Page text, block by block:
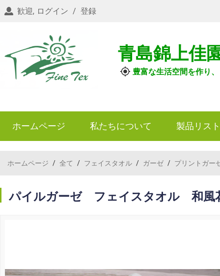
歓迎, ログイン / 登録
青島錦上佳
豊富な生活空間を作り
ホームページ 私たちについて 製品リスト
ホームページ / 全て / フェイスタオル / ガーゼ / プリントガー
パイルガーゼ フェイスタオル 和風